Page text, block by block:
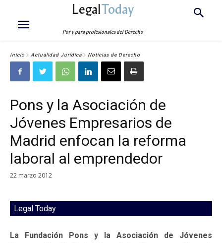
LegalToday
Por y para profesionales del Derecho
Inicio Actualidad Jurídica Noticias de Derecho
Pons y la Asociación de
Jóvenes Empresarios de
Madrid enfocan la reforma
laboral al emprendedor
22 marzo 2012
Legal Today
La Fundación Pons y la Asociación de Jóvenes